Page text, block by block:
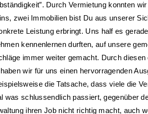
Durch Vermietung konnten
zwei Immobilien bist Du aus unserer
Leistung erbringt. Uns half es
kennenlernen durften, auf unsere
immer weiter gemacht. Durch
wir für uns einen hervorragenden
die Tatsache, dass viele die
was schlussendlich passiert, gegenüber
ihren Job nicht richtig macht, auch